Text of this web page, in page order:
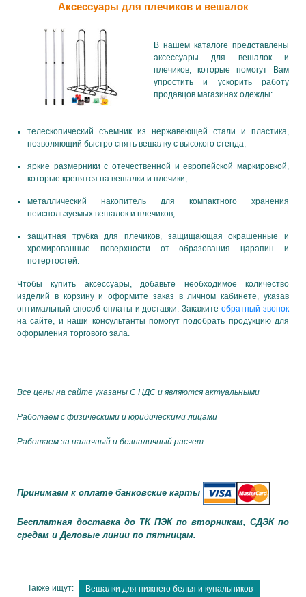
Аксессуары для плечиков и вешалок
В нашем каталоге представлены
аксессуары для вешалок и
плечиков, которые помогут Вам
упростить и ускорить работу
продавцов магазинах одежды:
телескопический съемник из нержавеющей стали и пластика,
позволяющий быстро снять вешалку с высокого стенда;
яркие размерники с отечественной и европейской маркировкой,
которые крепятся на вешалки и плечики;
металлический накопитель для компактного хранения
неиспользуемых вешалок и плечиков;
защитная трубка для плечиков, защищающая окрашенные и
хромированные поверхности от образования царапин и
потертостей.
Чтобы купить аксессуары, добавьте необходимое количество
изделий в корзину и оформите заказ в личном кабинете, указав
оптимальный способ оплаты и доставки. Закажитеобратный звонок
на сайте, и наши консультанты помогут подобрать продукцию для
оформления торгового зала.
Все цены на сайте указаны С НДС и являются актуальными
Работаем с физическими и юридическими лицами
Работаем за наличный и безналичный расчет
Принимаем к оплате банковские карты
Бесплатная доставка до ТК ПЭК по вторникам, СДЭК по
средам и Деловые линии по пятницам.
Также ищут: Вешалки для нижнего белья и купальников